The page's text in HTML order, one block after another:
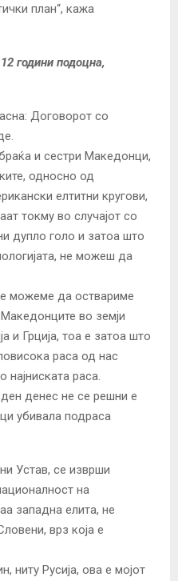
план“, кажа
години подоцна,
Договорот со
и сестри Македонци,
односно од
елтитни кругови,
токму во случајот со
дупло голо и затоа што
не можеш да
можеме да оствариме
во земји
и Грција, тоа е затоа што
раса од нас
раса.
денес не се решни е
убивала подраса
Устав, се изврши
на
западна елита, не
врз која е
ниту Русија, ова е мојот